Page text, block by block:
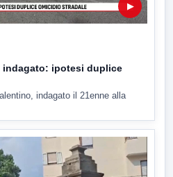
▶
indagato: ipotesi duplice
indagato il 21enne alla